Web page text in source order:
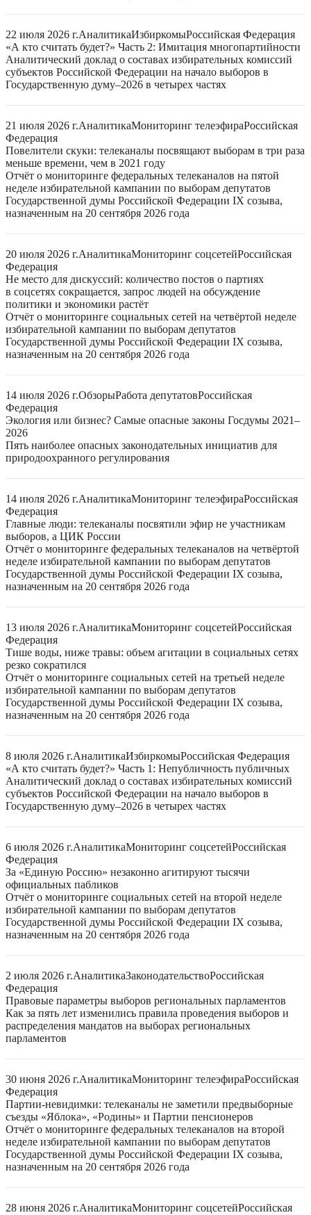
22 июля 2026 г.АналитикаИзбиркомыРоссийская Федерация
«А кто считать будет?» Часть 2: Имитация многопартийности
Аналитический доклад о составах избирательных комиссий
субъектов Российской Федерации на начало выборов в
Государственную думу–2026 в четырех частях
21 июля 2026 г.АналитикаМониторинг телеэфираРоссийская
Федерация
Повелители скуки: телеканалы посвящают выборам в три раза
меньше времени, чем в 2021 году
Отчёт о мониторинге федеральных телеканалов на пятой
неделе избирательной кампании по выборам депутатов
Государственной думы Российской Федерации IX созыва,
назначенным на 20 сентября 2026 года
20 июля 2026 г.АналитикаМониторинг соцсетейРоссийская
Федерация
Не место для дискуссий: количество постов о партиях
в соцсетях сокращается, запрос людей на обсуждение
политики и экономики растёт
Отчёт о мониторинге социальных сетей на четвёртой неделе
избирательной кампании по выборам депутатов
Государственной думы Российской Федерации IX созыва,
назначенным на 20 сентября 2026 года
14 июля 2026 г.ОбзорыРабота депутатовРоссийская
Федерация
Экология или бизнес? Самые опасные законы Госдумы 2021–
2026
Пять наиболее опасных законодательных инициатив для
природоохранного регулирования
14 июля 2026 г.АналитикаМониторинг телеэфираРоссийская
Федерация
Главные люди: телеканалы посвятили эфир не участникам
выборов, а ЦИК России
Отчёт о мониторинге федеральных телеканалов на четвёртой
неделе избирательной кампании по выборам депутатов
Государственной думы Российской Федерации IX созыва,
назначенным на 20 сентября 2026 года
13 июля 2026 г.АналитикаМониторинг соцсетейРоссийская
Федерация
Тише воды, ниже травы: объем агитации в социальных сетях
резко сократился
Отчёт о мониторинге социальных сетей на третьей неделе
избирательной кампании по выборам депутатов
Государственной думы Российской Федерации IX созыва,
назначенным на 20 сентября 2026 года
8 июля 2026 г.АналитикаИзбиркомыРоссийская Федерация
«А кто считать будет?» Часть 1: Непубличность публичных
Аналитический доклад о составах избирательных комиссий
субъектов Российской Федерации на начало выборов в
Государственную думу–2026 в четырех частях
6 июля 2026 г.АналитикаМониторинг соцсетейРоссийская
Федерация
За «Единую Россию» незаконно агитируют тысячи
официальных пабликов
Отчёт о мониторинге социальных сетей на второй неделе
избирательной кампании по выборам депутатов
Государственной думы Российской Федерации IX созыва,
назначенным на 20 сентября 2026 года
2 июля 2026 г.АналитикаЗаконодательствоРоссийская
Федерация
Правовые параметры выборов региональных парламентов
Как за пять лет изменились правила проведения выборов и
распределения мандатов на выборах региональных
парламентов
30 июня 2026 г.АналитикаМониторинг телеэфираРоссийская
Федерация
Партии-невидимки: телеканалы не заметили предвыборные
съезды «Яблока», «Родины» и Партии пенсионеров
Отчёт о мониторинге федеральных телеканалов на второй
неделе избирательной кампании по выборам депутатов
Государственной думы Российской Федерации IX созыва,
назначенным на 20 сентября 2026 года
28 июня 2026 г.АналитикаМониторинг соцсетейРоссийская